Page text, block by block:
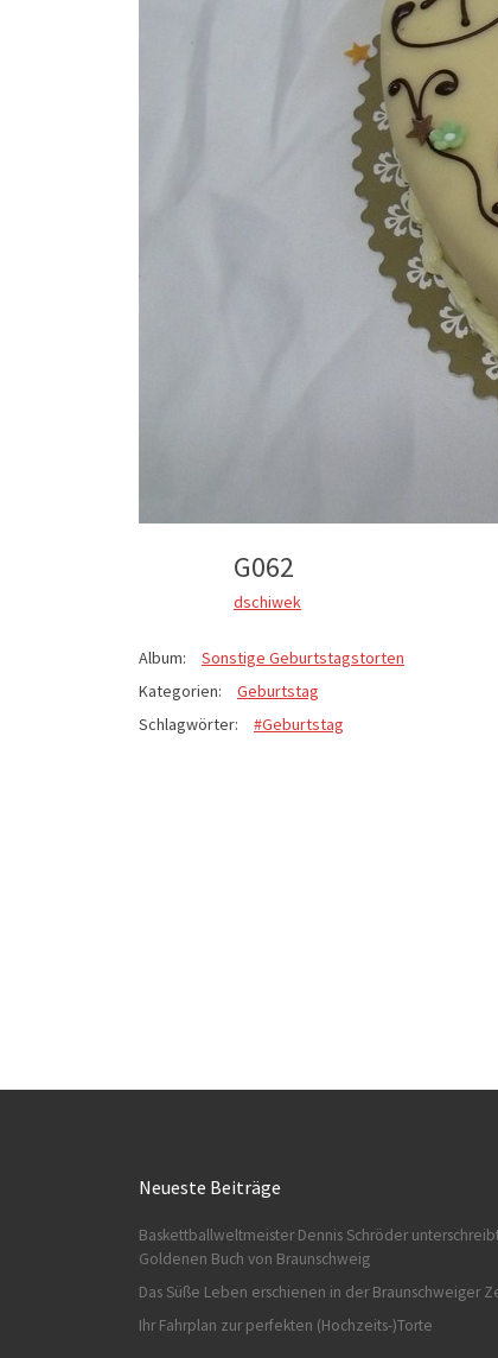
G062
dschiwek
Album:
Sonstige Geburtstagstorten
Kategorien:
Geburtstag
Schlagwörter:
#Geburtstag
Neueste Beiträge
Baskettballweltmeister Dennis Schröder
Goldenen Buch von Braunschweig
Das Süße Leben erschienen in der Braunschweiger
Ihr Fahrplan zur perfekten (Hochzeits-)Torte